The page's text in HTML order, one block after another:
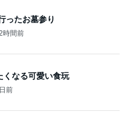
ったお墓参り
時間前
くなる可愛い食玩
前